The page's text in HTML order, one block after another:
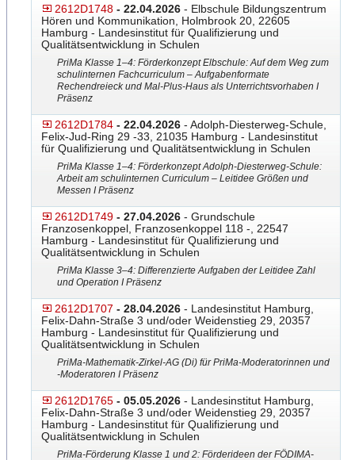
2612D1748 - 22.04.2026 - Elbschule Bildungszentrum
Hören und Kommunikation, Holmbrook 20, 22605
Hamburg - Landesinstitut für Qualifizierung und
Qualitätsentwicklung in Schulen
PriMa Klasse 1–4: Förderkonzept Elbschule: Auf dem Weg zum
schulinternen Fachcurriculum – Aufgabenformate
Rechendreieck und Mal-Plus-Haus als Unterrichtsvorhaben I
Präsenz
2612D1784 - 22.04.2026 - Adolph-Diesterweg-Schule,
Felix-Jud-Ring 29 -33, 21035 Hamburg - Landesinstitut
für Qualifizierung und Qualitätsentwicklung in Schulen
PriMa Klasse 1–4: Förderkonzept Adolph-Diesterweg-Schule:
Arbeit am schulinternen Curriculum – Leitidee Größen und
Messen I Präsenz
2612D1749 - 27.04.2026 - Grundschule
Franzosenkoppel, Franzosenkoppel 118 -, 22547
Hamburg - Landesinstitut für Qualifizierung und
Qualitätsentwicklung in Schulen
PriMa Klasse 3–4: Differenzierte Aufgaben der Leitidee Zahl
und Operation I Präsenz
2612D1707 - 28.04.2026 - Landesinstitut Hamburg,
Felix-Dahn-Straße 3 und/oder Weidenstieg 29, 20357
Hamburg - Landesinstitut für Qualifizierung und
Qualitätsentwicklung in Schulen
PriMa-Mathematik-Zirkel-AG ​​​ (Di) für PriMa-Moderatorinnen und
-Moderatoren I Präsenz
2612D1765 - 05.05.2026 - Landesinstitut Hamburg,
Felix-Dahn-Straße 3 und/oder Weidenstieg 29, 20357
Hamburg - Landesinstitut für Qualifizierung und
Qualitätsentwicklung in Schulen
PriMa-Förderung Klasse 1 und 2: Förderideen der FÖDIMA-